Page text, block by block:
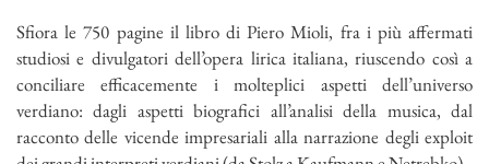
Sfiora le 750 pagine il libro di Piero Mioli, fra i più affermati
studiosi e divulgatori dell’opera lirica italiana, riuscendo così a
conciliare efficacemente i molteplici aspetti dell’universo
verdiano: dagli aspetti biografici all’analisi della musica, dal
racconto delle vicende impresariali alla narrazione degli exploit